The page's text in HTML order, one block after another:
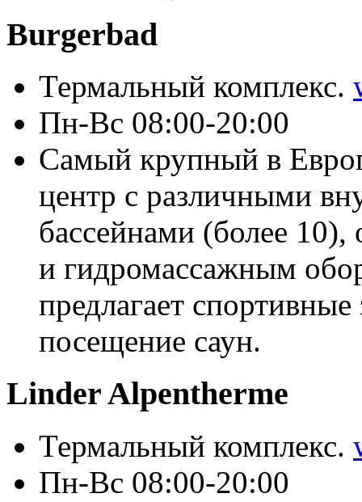
Burgerbad
Термальный комплекс.
Пн-Вс 08:00-20:00
Самый крупный в
центр с различными
бассейнами (более
и гидромассажным
предлагает
посещение саун.
Linder Alpentherme
Термальный комплекс.
Пн-Вс 08:00-20:00